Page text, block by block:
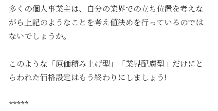
多くの個人事業主は、自分の業界での立ち位置を考えな
がら上記のようなことを考え値決めを行っているのでは
ないでしょうか。
このような「原価積み上げ型」「業界配慮型」だけにと
らわれた価格設定はもう終わりにしましょう!
*****